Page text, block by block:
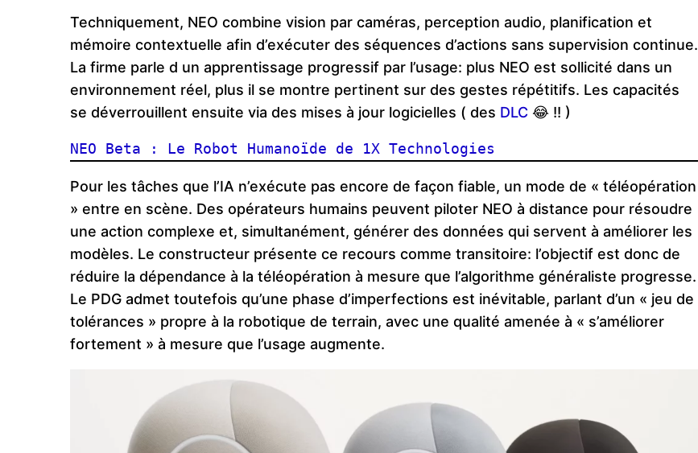
Techniquement, NEO combine vision par caméras, perception audio, planification et
mémoire contextuelle afin d’exécuter des séquences d’actions sans supervision continue.
La firme parle d un apprentissage progressif par l’usage: plus NEO est sollicité dans un
environnement réel, plus il se montre pertinent sur des gestes répétitifs. Les capacités
se déverrouillent ensuite via des mises à jour logicielles ( des DLC 😂 !! )
NEO Beta : Le Robot Humanoïde de 1X Technologies
Pour les tâches que l’IA n’exécute pas encore de façon fiable, un mode de « téléopération
» entre en scène. Des opérateurs humains peuvent piloter NEO à distance pour résoudre
une action complexe et, simultanément, générer des données qui servent à améliorer les
modèles. Le constructeur présente ce recours comme transitoire: l’objectif est donc de
réduire la dépendance à la téléopération à mesure que l’algorithme généraliste progresse.
Le PDG admet toutefois qu’une phase d’imperfections est inévitable, parlant d’un « jeu de
tolérances » propre à la robotique de terrain, avec une qualité amenée à « s’améliorer
fortement » à mesure que l’usage augmente.